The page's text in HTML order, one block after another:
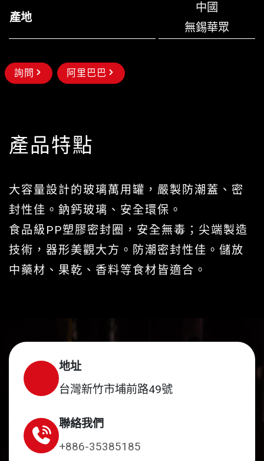
產地
中國
無錫華眾
詢問 阿里巴巴
產品特點
大容量設計的玻璃萬用罐，嚴製防潮蓋、密
封性佳。鈉鈣玻璃、安全環保。
食品級PP塑膠密封圈，安全無毒；尖端製造
技術，器形美觀大方。防潮密封性佳。儲放
中藥材、果乾、香料等食材皆適合。
地址
台灣新竹市埔前路49號
聯絡我們
+886-35385185